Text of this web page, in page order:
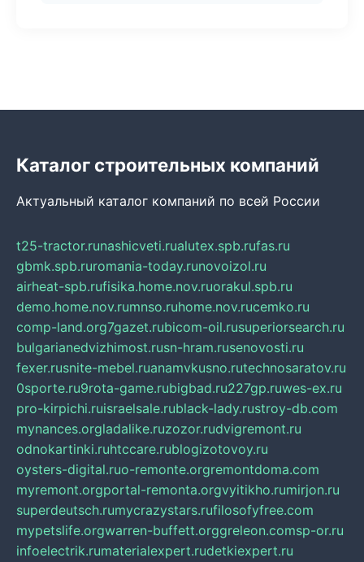
Каталог строительных компаний
Актуальный каталог компаний по всей России
t25-tractor.runashicveti.rualutex.spb.rufas.ru
gbmk.spb.ruromania-today.runovoizol.ru
airheat-spb.rufisika.home.nov.ruorakul.spb.ru
demo.home.nov.rumnso.ruhome.nov.rucemko.ru
comp-land.org7gazet.rubicom-oil.rusuperiorsearch.ru
bulgarianedvizhimost.rusn-hram.rusenovosti.ru
fexer.rusnite-mebel.ruanamvkusno.rutechnosaratov.ru
0sporte.ru9rota-game.rubigbad.ru227gp.ruwes-ex.ru
pro-kirpichi.ruisraelsale.rublack-lady.rustroy-db.com
mynances.orgladalike.ruzozor.rudvigremont.ru
odnokartinki.ruhtccare.rublogizotovoy.ru
oysters-digital.ruo-remonte.orgremontdoma.com
myremont.orgportal-remonta.orgvyitikho.rumirjon.ru
superdeutsch.rumycrazystars.rufilosofyfree.com
mypetslife.orgwarren-buffett.orggreleon.comsp-or.ru
infoelectrik.rumaterialexpert.rudetkiexpert.ru